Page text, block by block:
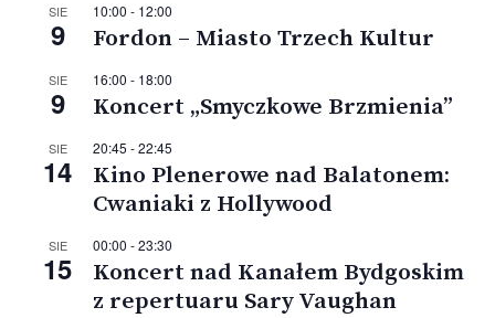
SIE
9
10:00 - 12:00
Fordon – Miasto Trzech Kultur
SIE
9
16:00 - 18:00
Koncert „Smyczkowe Brzmienia”
SIE
14
20:45 -22:45
Kino Plenerowe nad Balatonem:
Cwaniaki z Hollywood
SIE
15
00:00 -23:30
Koncert nad Kanałem Bydgoskim
z repertuaru Sary Vaughan